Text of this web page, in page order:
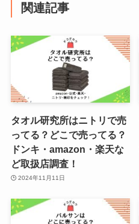
関連記事
タオル研究所はニトリで売
ってる？どこで売ってる？
ドンキ・amazon・楽天な
ど取扱店調査！
2024年11月11日